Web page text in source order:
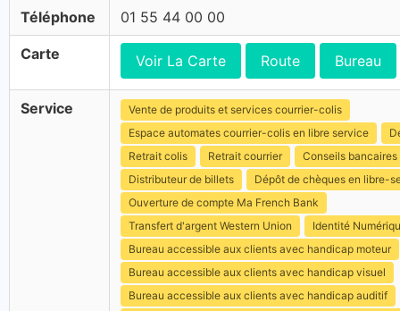
Téléphone 01 55 44 00 00
Carte Voir La Carte Route Bureau
Service
Vente de produits et services courrier-colis
Espace automates courrier-colis en libre service
Retrait colis
Retrait courrier
Conseils bancaires
Distributeur de billets
Dépôt de chèques en libre-
Ouverture de compte Ma French Bank
Transfert d'argent Western Union
Identité
Bureau accessible aux clients avec handicap moteur
Bureau accessible aux clients avec handicap visuel
Bureau accessible aux clients avec handicap auditif